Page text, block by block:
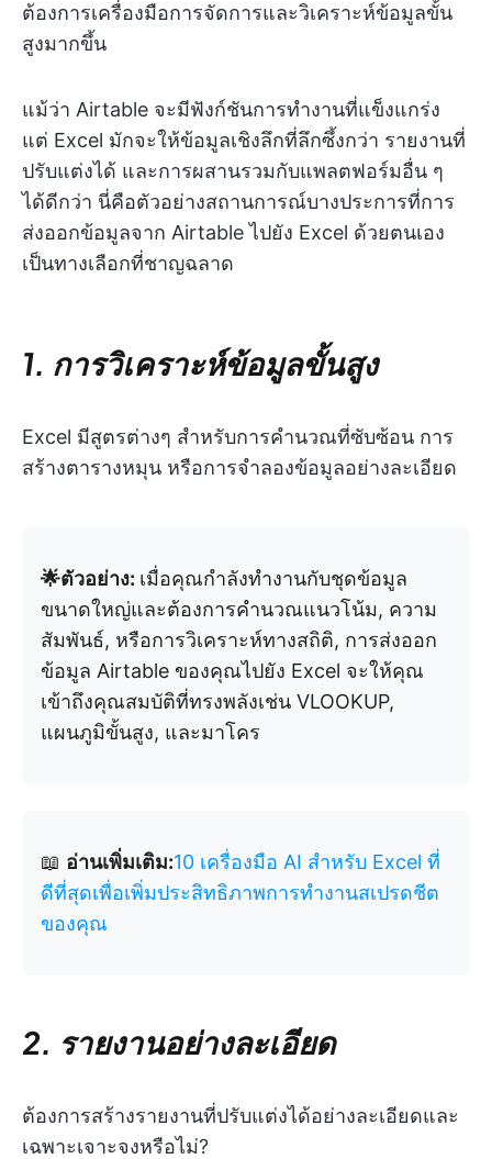
ต้องการเครื่องมือการจัดการและวิเคราะห์ข้อมูลขั้น
สูงมากขึ้น
แม้ว่า Airtable จะมีฟังก์ชันการทำงานที่แข็งแกร่ง
แต่ Excel มักจะให้ข้อมูลเชิงลึกที่ลึกซึ้งกว่า รายงานที่
ปรับแต่งได้ และการผสานรวมกับแพลตฟอร์มอื่น ๆ
ได้ดีกว่า นี่คือตัวอย่างสถานการณ์บางประการที่การ
ส่งออกข้อมูลจาก Airtable ไปยัง Excel ด้วยตนเอง
เป็นทางเลือกที่ชาญฉลาด
1. การวิเคราะห์ข้อมูลขั้นสูง
Excel มีสูตรต่างๆ สำหรับการคำนวณที่ซับซ้อน การ
สร้างตารางหมุน หรือการจำลองข้อมูลอย่างละเอียด
🌟ตัวอย่าง: เมื่อคุณกำลังทำงานกับชุดข้อมูล
ขนาดใหญ่และต้องการคำนวณแนวโน้ม, ความ
สัมพันธ์, หรือการวิเคราะห์ทางสถิติ, การส่งออก
ข้อมูล Airtable ของคุณไปยัง Excel จะให้คุณ
เข้าถึงคุณสมบัติที่ทรงพลังเช่น VLOOKUP,
แผนภูมิขั้นสูง, และมาโคร
📖 อ่านเพิ่มเติม:10 เครื่องมือ AI สำหรับ Excel ที่
ดีที่สุดเพื่อเพิ่มประสิทธิภาพการทำงานสเปรดชีต
ของคุณ
2. รายงานอย่างละเอียด
ต้องการสร้างรายงานที่ปรับแต่งได้อย่างละเอียดและ
เฉพาะเจาะจงหรือไม่?